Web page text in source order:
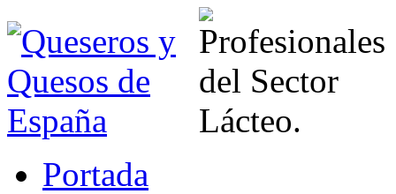
Portada